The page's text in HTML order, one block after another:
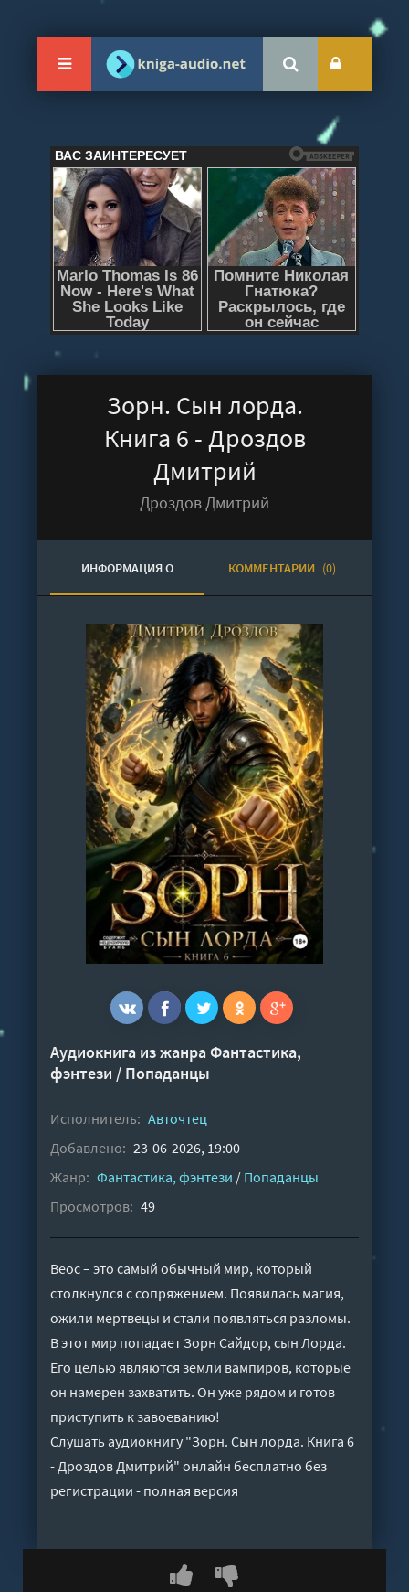
Зорн. Сын лорда.
Книга 6 - Дроздов
Дмитрий
Дроздов Дмитрий
ИНФОРМАЦИЯ О
АУДИОКНИГЕ
КОММЕНТАРИИ (0)
Аудиокнига из жанраФантастика,
фэнтези / Попаданцы
Исполнитель: Авточтец
Добавлено: 23-06-2026, 19:00
Жанр: Фантастика, фэнтези / Попаданцы
Просмотров: 49
Веос – это самый обычный мир, который
столкнулся с сопряжением. Появилась магия,
ожили мертвецы и стали появляться разломы.
В этот мир попадает Зорн Сайдор, сын Лорда.
Его целью являются земли вампиров, которые
он намерен захватить. Он уже рядом и готов
приступить к завоеванию!
Слушать аудиокнигу "Зорн. Сын лорда. Книга 6
- Дроздов Дмитрий" онлайн бесплатно без
регистрации - полная версия